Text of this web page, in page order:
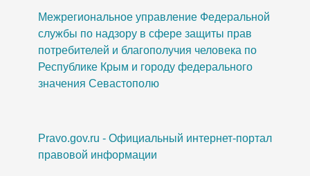
Межрегиональное управление Федеральной
службы по надзору в сфере защиты прав
потребителей и благополучия человека по
Республике Крым и городу федерального
значения Севастополю
Pravo.gov.ru - Официальный интернет-портал
правовой информации